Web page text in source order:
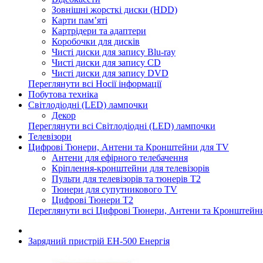
Зовнішні жорсткі диски (HDD)
Карти пам’яті
Картрідери та адаптери
Коробочки для дисків
Чисті диски для запису Blu-ray
Чисті диски для запису CD
Чисті диски для запису DVD
Переглянути всі Носії інформації
Побутова техніка
Світлодіодні (LED) лампочки
Декор
Переглянути всі Світлодіодні (LED) лампочки
Телевізори
Цифрові Тюнери, Антени та Кронштейни для TV
Антени для ефірного телебачення
Кріплення-кронштейни для телевізорів
Пульти для телевізорів та тюнерів T2
Тюнери для супутникового TV
Цифрові Тюнери T2
Переглянути всі Цифрові Тюнери, Антени та
Зарядний пристрій ЕН-500 Eнергія